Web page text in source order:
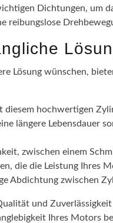
Dichtungen, um
reibungslose
Lösung wünschen,
diesem hochwertigen
längere Lebensdauer
zwischen einem
die die Leistung Ihres
Abdichtung zwischen
und
Ihres Motors